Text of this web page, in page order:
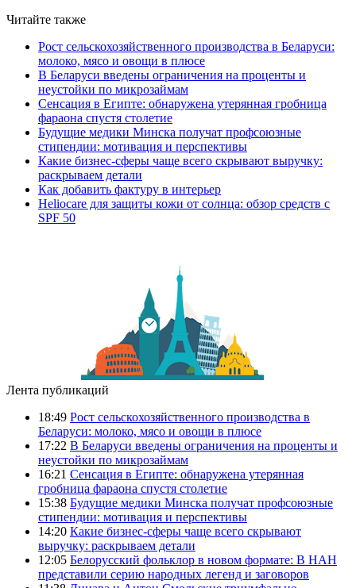
Читайте также
Рост сельскохозяйственного производства в Беларуси:
молоко, мясо и овощи в плюсе
В Беларуси введены ограничения на проценты и
неустойки по микрозаймам
Сенсация в Египте: обнаружена утерянная гробница
фараона спустя столетие
Будущие медики Минска получат профсоюзные
стипендии: мотивация и перспективы
Какие бизнес-сферы чаще всего скрывают выручку:
раскрываем детали
Как добавить фактуру в интерьер
Heliocare для защиты кожи от солнца: обзор средств с
SPF 50
Лента публикаций
18:49 Рост сельскохозяйственного производства в
Беларуси: молоко, мясо и овощи в плюсе
17:22 В Беларуси введены ограничения на проценты и
неустойки по микрозаймам
16:21 Сенсация в Египте: обнаружена утерянная
гробница фараона спустя столетие
15:38 Будущие медики Минска получат профсоюзные
стипендии: мотивация и перспективы
14:20 Какие бизнес-сферы чаще всего скрывают
выручку: раскрываем детали
12:05 Белорусский фольклор в новом формате: В НАН
представили серию народных легенд и заговоров